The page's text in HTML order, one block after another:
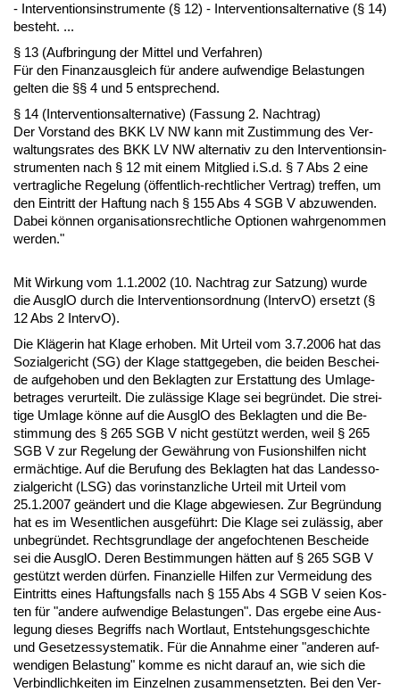
- In­ter­ven­ti­ons­in­stru­men­te (§ 12) - In­ter­ven­ti­ons­al­ter­na­ti­ve (§ 14)
be­steht. ...
§ 13 (Auf­brin­gung der Mit­tel und Ver­fah­ren)
Für den Fi­nanz­aus­gleich für an­de­re auf­wen­di­ge Be­las­tun­gen
gel­ten die §§ 4 und 5 ent­spre­chend.
§ 14 (In­ter­ven­ti­ons­al­ter­na­ti­ve) (Fas­sung 2. Nach­trag)
Der Vor­stand des BKK LV NW kann mit Zu­stim­mung des Ver­
wal­tungs­ra­tes des BKK LV NW al­ter­na­tiv zu den In­ter­ven­ti­ons­in­
stru­men­ten nach § 12 mit ei­nem Mit­glied i.S.d. § 7 Abs 2 ei­ne
ver­trag­li­che Re­ge­lung (öffent­lich-recht­li­cher Ver­trag) tref­fen, um
den Ein­tritt der Haf­tung nach § 155 Abs 4 SGB V ab­zu­wen­den.
Da­bei können or­ga­ni­sa­ti­ons­recht­li­che Op­tio­nen wahr­ge­nom­men
wer­den."
Mit Wir­kung vom 1.1.2002 (10. Nach­trag zur Sat­zung) wur­de
die Aus­glO durch die In­ter­ven­ti­ons­ord­nung (In­ter­vO) er­setzt (§
12 Abs 2 In­ter­vO).
Die Kläge­rin hat Kla­ge er­ho­ben. Mit Ur­teil vom 3.7.2006 hat das
So­zi­al­ge­richt (SG) der Kla­ge statt­ge­ge­ben, die bei­den Be­schei­
de auf­ge­ho­ben und den Be­klag­ten zur Er­stat­tung des Um­la­ge­
be­tra­ges ver­ur­teilt. Die zulässi­ge Kla­ge sei be­gründet. Die strei­
ti­ge Um­la­ge könne auf die Aus­glO des Be­klag­ten und die Be­
stim­mung des § 265 SGB V nicht gestützt wer­den, weil § 265
SGB V zur Re­ge­lung der Gewährung von Fu­si­ons­hil­fen nicht
ermäch­ti­ge. Auf die Be­ru­fung des Be­klag­ten hat das Lan­des­so­
zi­al­ge­richt (LSG) das vor­in­stanz­li­che Ur­teil mit Ur­teil vom
25.1.2007 geändert und die Kla­ge ab­ge­wie­sen. Zur Be­gründung
hat es im We­sent­li­chen aus­geführt: Die Kla­ge sei zulässig, aber
un­be­gründet. Rechts­grund­la­ge der an­ge­foch­te­nen Be­schei­de
sei die Aus­glO. De­ren Be­stim­mun­gen hätten auf § 265 SGB V
gestützt wer­den dürfen. Fi­nan­zi­el­le Hil­fen zur Ver­mei­dung des
Ein­tritts ei­nes Haf­tungs­falls nach § 155 Abs 4 SGB V sei­en Kos­
ten für "an­de­re auf­wen­di­ge Be­las­tun­gen". Das er­ge­be ei­ne Aus­
le­gung die­ses Be­griffs nach Wort­laut, Ent­ste­hungs­ge­schich­te
und Ge­set­zes­sys­te­ma­tik. Für die An­nah­me ei­ner "an­de­ren auf­
wen­di­gen Be­las­tung" kom­me es nicht dar­auf an, wie sich die
Ver­bind­lich­kei­ten im Ein­zel­nen zu­sam­men­setz­ten. Bei den Ver­